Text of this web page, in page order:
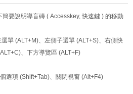
要說明導盲磚 ( Accesskey, 快速鍵 ) 的移動
單 (ALT+M)、左側子選單 (ALT+S)、右側快
、下方導覽區 (ALT+F)
選項 (Shift+Tab)、關閉視窗 (Alt+F4)